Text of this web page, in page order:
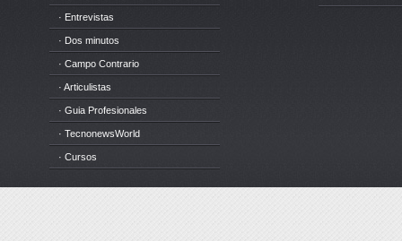
· Entrevistas
· Dos minutos
· Campo Contrario
· Articulistas
· Guia Profesionales
· TecnonewsWorld
· Cursos